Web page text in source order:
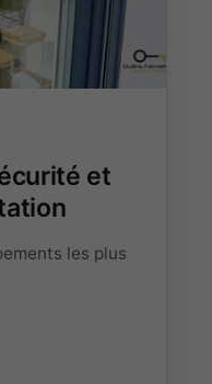
et
les plus